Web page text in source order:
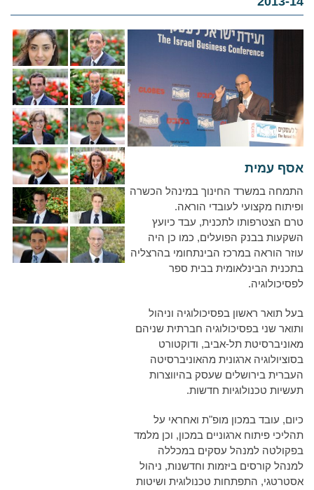
אסף עמית
התמחה במשרד החינוך במינהל הכשרה
ופיתוח מקצועי לעובדי הוראה.
טרם הצטרפותו לתכנית, עבד כיועץ
השקעות בבנק הפועלים, כמו כן היה
עוזר הוראה במרכז הבינתחומי בהרצליה
בתכנית הבינלאומית בבית ספר
לפסיכולוגיה.
בעל תואר ראשון בפסיכולוגיה וניהול
ותואר שני בפסיכולוגיה חברתית שניהם
מאוניברסיטת תל-אביב, ודוקטורט
בסוציולוגיה ארגונית מהאוניברסיטה
העברית בירושלים שעסק בהיווצרות
תעשיות טכנולוגיות חדשות.
כיום, עובד במכון מופ"ת ואחראי על
תהליכי פיתוח ארגוניים במכון, וכן מלמד
בפקולטה למנהל עסקים במכללה
למנהל קורסים ביזמות וחדשנות, ניהול
אסטרטגי, התפתחות טכנולוגית ושיטות